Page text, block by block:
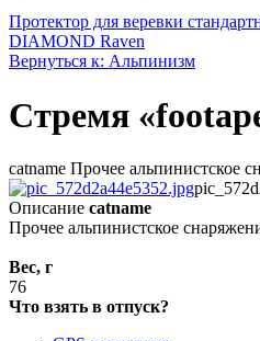
Протектор для веревки
DIAMOND Raven
Вернуться к: Альпинизм
Стремя
catname Прочее альпинистское
Описание catname
Прочее альпинистское
Вес, г
76
Что взять в отпуск?